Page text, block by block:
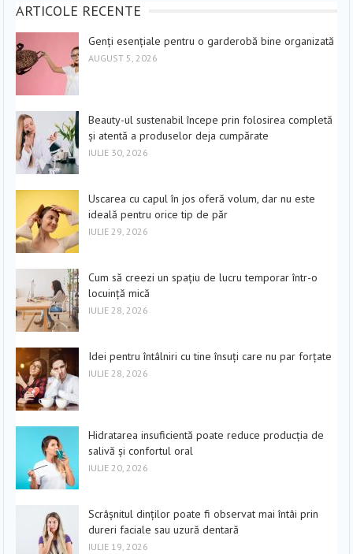
ARTICOLE RECENTE
Genți esențiale pentru o garderobă bine organizată
AUGUST 5, 2026
Beauty-ul sustenabil începe prin folosirea completă
și atentă a produselor deja cumpărate
IULIE 30, 2026
Uscarea cu capul în jos oferă volum, dar nu este
ideală pentru orice tip de păr
IULIE 29, 2026
Cum să creezi un spațiu de lucru temporar într-o
locuință mică
IULIE 28, 2026
Idei pentru întâlniri cu tine însuți care nu par forțate
IULIE 28, 2026
Hidratarea insuficientă poate reduce producția de
salivă și confortul oral
IULIE 20, 2026
Scrâșnitul dinților poate fi observat mai întâi prin
dureri faciale sau uzură dentară
IULIE 19, 2026